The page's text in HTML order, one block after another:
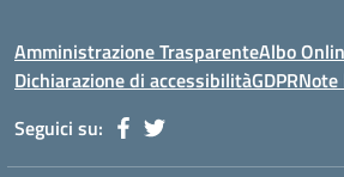
Amministrazione TrasparenteAlbo
Dichiarazione di accessibilitàGDPRNote
Seguici su: